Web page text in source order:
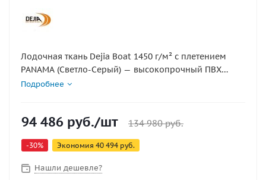
Лодочная ткань Dejia Boat 1450 г/м² с плетением
PANAMA (Светло-Серый) — высокопрочный ПВХ
материал, предназначенный для изготовления
Ткань обладает отличной прочностью,
климатическим условиям.
Подробнее
94 486 руб./шт 134 980руб.
-30% Экономия 40 494 руб.
Нашли дешевле?